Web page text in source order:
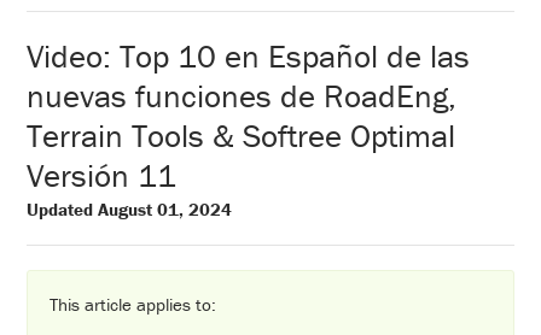
Video: Top 10 en Español de las
nuevas funciones de RoadEng,
Terrain Tools & Softree Optimal
Versión 11
Updated August 01, 2024
This article applies to: